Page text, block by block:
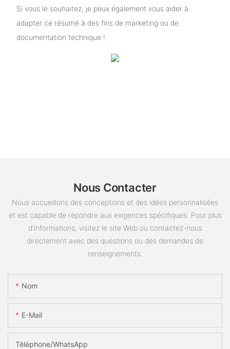
Si vous le souhaitez, je peux également vous aider à
adapter ce résumé à des fins de marketing ou de
documentation technique !
Nous Contacter
Nous accueillons des conceptions et des idées personnalisées
et est capable de répondre aux exigences spécifiques. Pour plus
d'informations, visitez le site Web ou contactez-nous
directement avec des questions ou des demandes de
renseignements.
Nom
E-Mail
Téléphone/WhatsApp